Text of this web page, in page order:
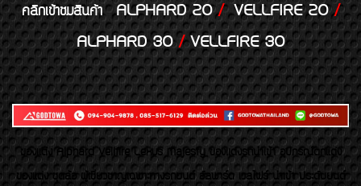
คลิกเข้าชมสินค้า ALPHARD 20/VELLFIRE 20/
ALPHARD 30/VELLFIRE 30
ของเเต่ง Alphard Vellfire Lexus Majesty ของเเต่งรถนำเข้า อุปกรณ์ตกแต่ง
ของแต่ง ชุดล้อ ผู้เชี่ยวชาญเฉพาะทางรถยนต์ อัลพาร์ด เวลไฟร์ นำเข้า ประดับยนต์